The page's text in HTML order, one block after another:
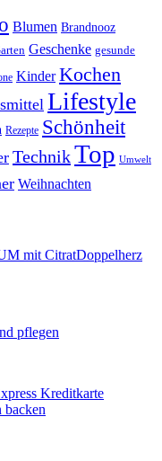
Blumen Brandnooz
Geschenke gesunde
Kinder Kochen
Lifestyle
Rezepte Schönheit
TechnikTop Umwelt
Weihnachten
Doppelherz
pflegen
Kreditkarte
backen